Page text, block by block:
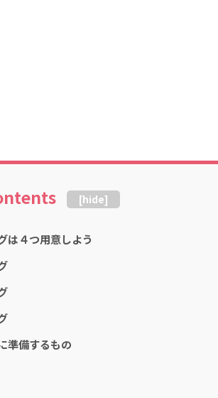
[hide]
は４つ用意しよう
準備するもの